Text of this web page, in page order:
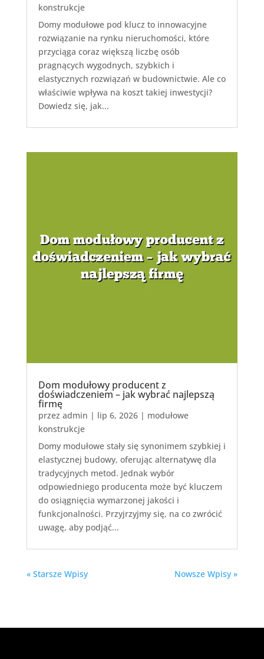
konstrukcje
Domy modułowe pod klucz to innowacyjne
rozwiązanie na rynku nieruchomości, które
przyciąga coraz większą liczbę osób
pragnących wygodnych, szybkich i
elastycznych rozwiązań w budownictwie. Ale co
właściwie wpływa na koszt takiej inwestycji?
Dowiedz się, jak...
Dom modułowy producent z
doświadczeniem – jak wybrać najlepszą
firmę
przez admin | lip 6, 2026| modułowe
konstrukcje
Domy modułowe stały się synonimem szybkiej i
elastycznej budowy, oferując alternatywę dla
tradycyjnych metod. Jednak wybór
odpowiedniego producenta może być kluczem
do osiągnięcia wymarzonej jakości i
funkcjonalności. Przyjrzyjmy się, na co zwrócić
uwagę, aby podjąć...
« Starsze Wpisy Nowsze Wpisy »